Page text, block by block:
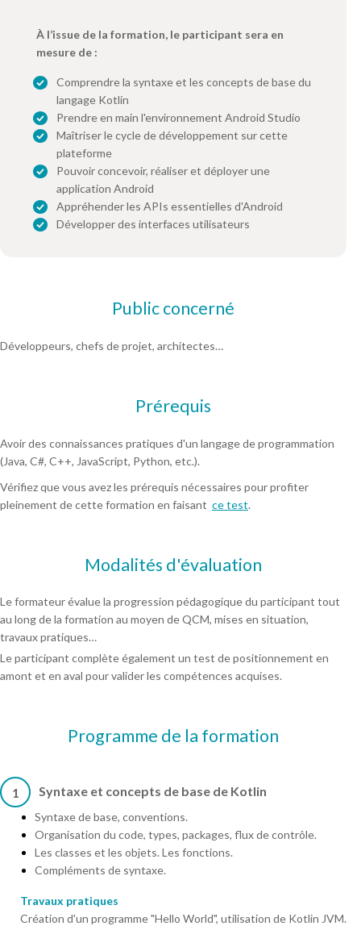
À l’issue de la formation, le participant sera en
mesure de :
Comprendre la syntaxe et les concepts de base du
langage Kotlin
Prendre en main l'environnement Android Studio
Maîtriser le cycle de développement sur cette
plateforme
Pouvoir concevoir, réaliser et déployer une
application Android
Appréhender les APIs essentielles d'Android
Développer des interfaces utilisateurs
Public concerné
Développeurs, chefs de projet, architectes…
Prérequis
Avoir des connaissances pratiques d'un langage de programmation
(Java, C#, C++, JavaScript, Python, etc.).
Vérifiez que vous avez les prérequis nécessaires pour profiter
pleinement de cette formation en faisant ce test.
Modalités d'évaluation
Le formateur évalue la progression pédagogique du participant tout
au long de la formation au moyen de QCM, mises en situation,
travaux pratiques…
Le participant complète également un test de positionnement en
amont et en aval pour valider les compétences acquises.
Programme de la formation
1 Syntaxe et concepts de base de Kotlin
Syntaxe de base, conventions.
Organisation du code, types, packages, flux de contrôle.
Les classes et les objets. Les fonctions.
Compléments de syntaxe.
Travaux pratiques
Création d'un programme "Hello World", utilisation de Kotlin JVM.